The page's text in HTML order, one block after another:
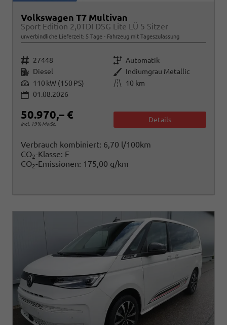
Volkswagen T7 Multivan
Sport Edition 2,0TDI DSG Lite LÜ 5 Sitzer
unverbindliche Lieferzeit: 5 Tage Fahrzeug mit Tageszulassung
Fahrzeugnr. 27448 Getriebe Automatik
Kraftstoff Diesel Außenfarbe Indiumgrau Metallic
Leistung 110 kW (150 PS) Kilometerstand
10 km
01.08.2026
50.970,– €
incl. 19% MwSt.
Details
Verbrauch kombiniert: 6,70 l/100km
CO2-Klasse: F
CO2-Emissionen: 175,00 g/km